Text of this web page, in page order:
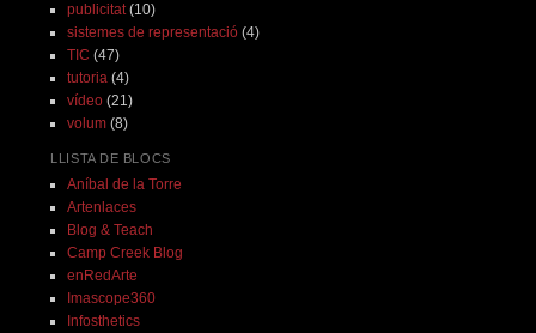
publicitat(10)
sistemes de representació(4)
TIC (47)
tutoria(4)
vídeo(21)
volum(8)
LLISTA DE BLOCS
Aníbal de la Torre
Artenlaces
Blog & Teach
Camp Creek Blog
enRedArte
Imascope360
Infosthetics